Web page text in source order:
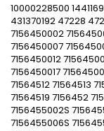
10000228500
431370192 47228
7156450002
7156450007
7156450012
7156450017
71564512 71564513
71564519 7156452
7156455002S
7156455006S